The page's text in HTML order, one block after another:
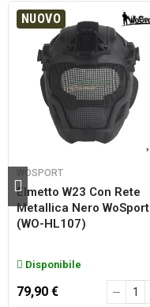
NUOVO
WOSPORT
Elmetto W23 Con Rete
Metallica Nero WoSport
(WO-HL107)
Disponibile
79,90 €